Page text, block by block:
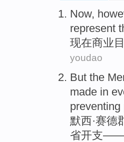
Now,
represent
现在商业
youdao
But the
made in
preventing
默西·赛德
省开支